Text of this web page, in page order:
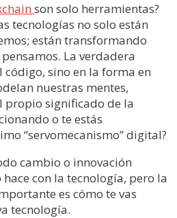
son solo herramientas?
tecnologías no solo están
están transformando
La verdadera
código, sino en la forma en
nuestras mentes,
propio significado de la
o te estás
“servomecanismo” digital?
cambio o innovación
con la tecnología, pero la
es cómo te vas
tecnología.